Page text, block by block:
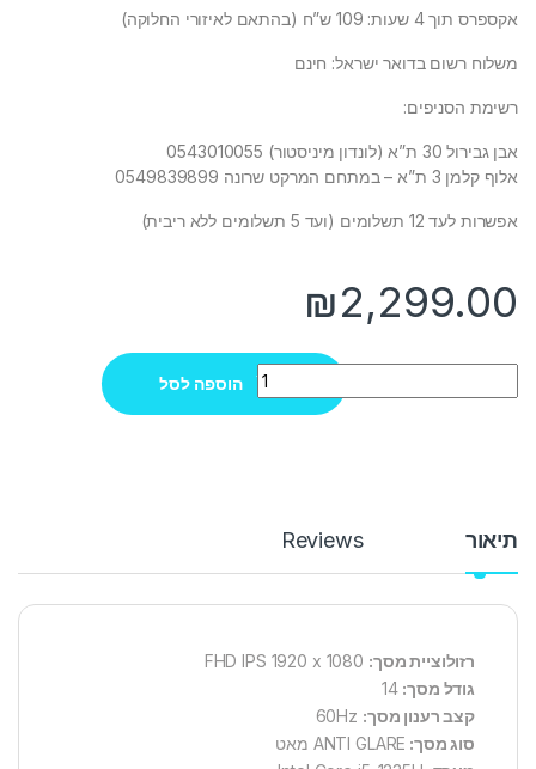
אקספרס תוך 4 שעות: 109 ש”ח (בהתאם לאיזורי החלוקה)
משלוח רשום בדואר ישראל: חינם
רשימת הסניפים:
אבן גבירול 30 ת”א (לונדון מיניסטור) 0543010055
אלוף קלמן 3 ת”א – במתחם המרקט שרונה 0549839899
אפשרות לעד 12 תשלומים (ועד 5 תשלומים ללא ריבית)
₪2,299.00
הוספה לסל
תיאור Reviews
רזולוציית מסך:
גודל מסך: 14
קצב רענון מסך:
סוג מסך: ANTI GLARE מאט